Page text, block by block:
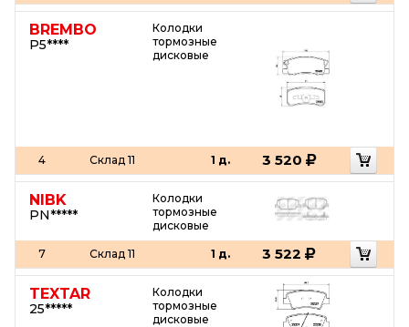
BREMBO
P5****
Колодки
тормозные
дисковые
4 Склад 11 1 д. 3 520
NIBK
PN*****
Колодки
тормозные
дисковые
7 Склад 11 1 д. 3 522
TEXTAR
25*****
Колодки
тормозные
дисковые